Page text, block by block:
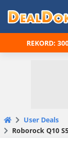
REKORD:
User Deals
Roborock Q10 S5-